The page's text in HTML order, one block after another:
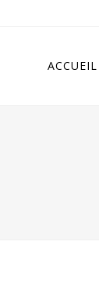
ACCUEIL